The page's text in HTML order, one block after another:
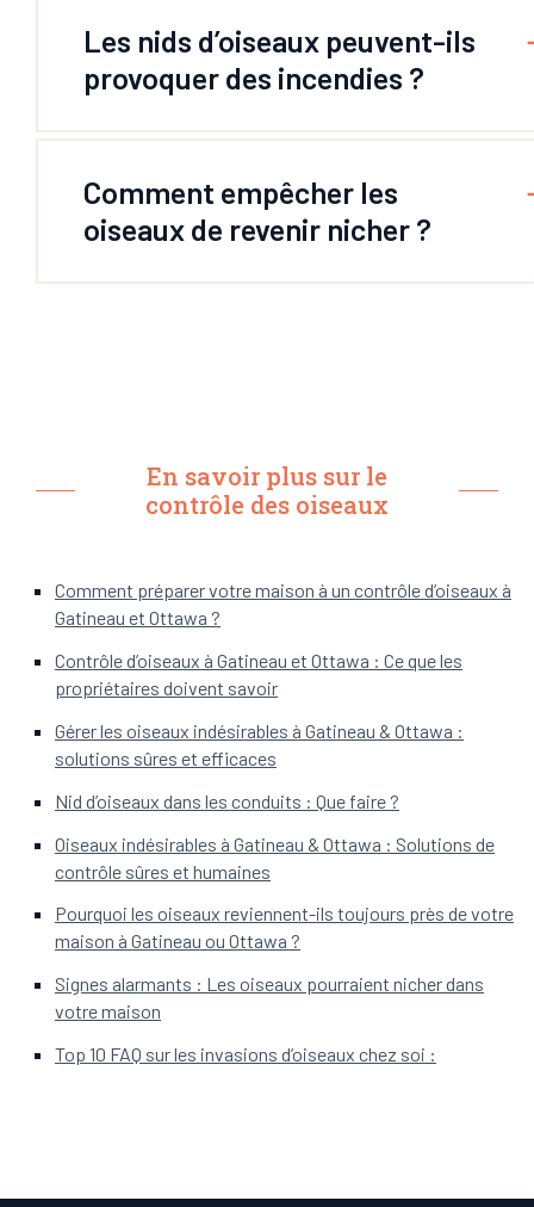
Les nids d’oiseaux peuvent-ils
provoquer des incendies ?
Comment empêcher les
oiseaux de revenir nicher ?
En savoir plus sur le
contrôle des oiseaux
Comment préparer votre maison à un contrôle d’oiseaux à
Gatineau et Ottawa ?
Contrôle d’oiseaux à Gatineau et Ottawa : Ce que les
propriétaires doivent savoir
Gérer les oiseaux indésirables à Gatineau & Ottawa :
solutions sûres et efficaces
Nid d’oiseaux dans les conduits : Que faire ?
Oiseaux indésirables à Gatineau & Ottawa : Solutions de
contrôle sûres et humaines
Pourquoi les oiseaux reviennent-ils toujours près de votre
maison à Gatineau ou Ottawa ?
Signes alarmants : Les oiseaux pourraient nicher dans
votre maison
Top 10 FAQ sur les invasions d’oiseaux chez soi :